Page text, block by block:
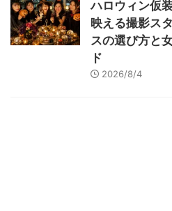
ハロウィン仮
映える撮影ス
スの選び方と
ド
2026/8/4